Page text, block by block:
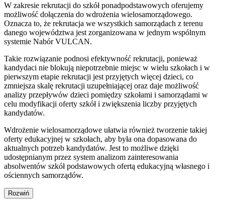
W zakresie rekrutacji do szkół ponadpodstawowych oferujemy
możliwość dołączenia do wdrożenia wielosamorządowego.
Oznacza to, że rekrutacja we wszystkich samorządach z terenu
danego województwa jest zorganizowana w jednym wspólnym
systemie Nabór VULCAN.
Takie rozwiązanie podnosi efektywność rekrutacji, ponieważ
kandydaci nie blokują niepotrzebnie miejsc w wielu szkołach i w
pierwszym etapie rekrutacji jest przyjętych więcej dzieci, co
zmniejsza skalę rekrutacji uzupełniającej oraz daje możliwość
analizy przepływów dzieci pomiędzy szkołami i samorządami w
celu modyfikacji oferty szkół i zwiększenia liczby przyjętych
kandydatów.
Wdrożenie wielosamorządowe ułatwia również tworzenie takiej
oferty edukacyjnej w szkołach, aby była ona dopasowana do
aktualnych potrzeb kandydatów. Jest to możliwe dzięki
udostępnianym przez system analizom zainteresowania
absolwentów szkół podstawowych ofertą edukacyjną własnego i
ościennych samorządów.
Rozwiń